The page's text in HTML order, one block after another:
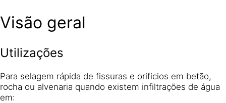
Visão geral
Utilizações
Para selagem rápida de fissuras e orificios em betão,
rocha ou alvenaria quando existem infiltrações de água
em: